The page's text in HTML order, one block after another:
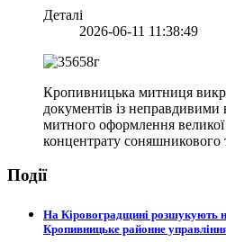
Деталі
2026-06-11 11:38:49
Кропивницька митниця
документів із неправдивими
митного оформлення великої
концентрату соняшникового
Події
На Кіровоградщині розшукують
Кропивницьке районне